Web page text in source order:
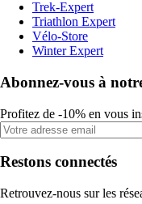
Trek-Expert
Triathlon Expert
Vélo-Store
Winter Expert
Abonnez-vous à
Profitez de -10% en vous
Restons connectés
Retrouvez-nous sur les